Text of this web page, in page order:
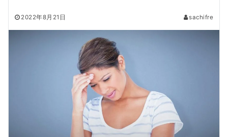
2022年8月21日 sachifre